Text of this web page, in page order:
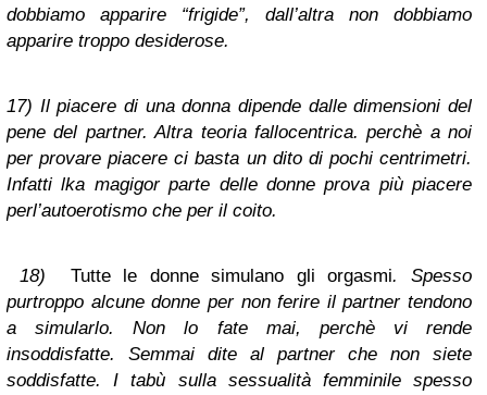
dobbiamo apparire “frigide”, dall’altra non dobbiamo
apparire troppo desiderose.
17) Il piacere di una donna dipende dalle dimensioni del
pene del partner.Altra teoria fallocentrica. perchè a noi
per provare piacere ci basta un dito di pochi centrimetri.
Infatti lka magigor parte delle donne prova più piacere
perl’autoerotismo che per il coito.
18) Tutte le donne simulano gli orgasmi. Spesso
purtroppo alcune donne per non ferire il partner tendono
a simularlo. Non lo fate mai, perchè vi rende
insoddisfatte. Semmai dite al partner che non siete
soddisfatte. I tabù sulla sessualità femminile spesso